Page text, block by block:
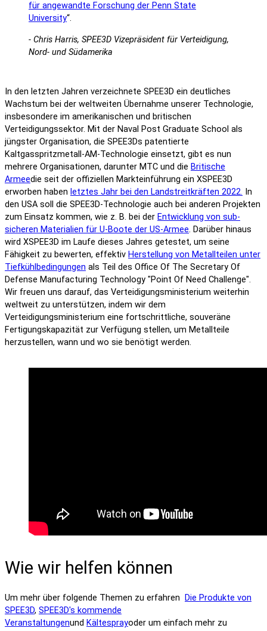
für angewandte Forschung der Penn State
University“.
- Chris Harris, SPEE3D Vizepräsident für Verteidigung,
Nord- und Südamerika
In den letzten Jahren verzeichnete SPEE3D ein deutliches
Wachstum bei der weltweiten Übernahme unserer Technologie,
insbesondere im amerikanischen und britischen
Verteidigungssektor. Mit der Naval Post Graduate School als
jüngster Organisation, die SPEE3Ds patentierte
Kaltgasspritzmetall-AM-Technologie einsetzt, gibt es nun
mehrere Organisationen, darunter MTC und die Britische
Armeedie seit der offiziellen Markteinführung ein XSPEE3D
erworben haben letztes Jahr bei den Landstreitkräften 2022. In
den USA soll die SPEE3D-Technologie auch bei anderen Projekten
zum Einsatz kommen, wie z. B. bei der Entwicklung von sub-
sicheren Materialien für U-Boote der US-Armee. Darüber hinaus
wird XSPEE3D im Laufe dieses Jahres getestet, um seine
Fähigkeit zu bewerten, effektiv Herstellung von Metallteilen unter
Tiefkühlbedingungen als Teil des Office Of The Secretary Of
Defense Manufacturing Technology "Point Of Need Challenge".
Wir freuen uns darauf, das Verteidigungsministerium weiterhin
weltweit zu unterstützen, indem wir dem
Verteidigungsministerium eine fortschrittliche, souveräne
Fertigungskapazität zur Verfügung stellen, um Metallteile
herzustellen, wann und wo sie benötigt werden.
Wie wir helfen können
Um mehr über folgende Themen zu erfahren
Die Produkte von
SPEE3D, SPEE3D's kommende
Veranstaltungenund Kältesprayoder um einfach mehr zu